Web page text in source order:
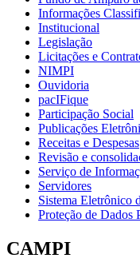
Informações
Institucional
Legislação
Licitações e
NIMPI
Ouvidoria
pacIFique
Participação Social
Publicações
Receitas e Despesas
Revisão e
Serviço de
Servidores
Sistema Eletrônico
Proteção de Dados
CAMPI